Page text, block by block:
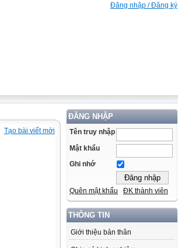
Đăng nhập / Đăng ký
ĐĂNG NHẬP
Tên truy nhập
Mật khẩu
Ghi nhớ
Quên mật khẩu ĐK thành viên
THÔNG TIN
Giới thiệu bản thân
Tạo bài viết mới